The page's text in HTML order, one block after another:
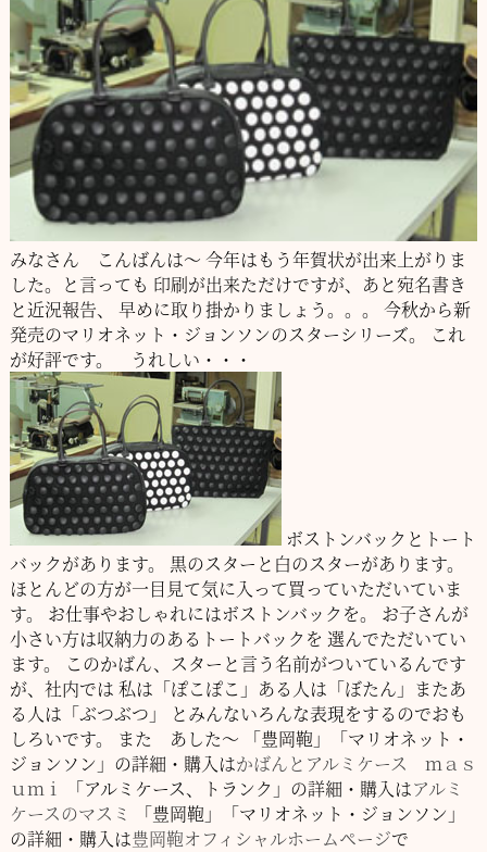
みなさん こんばんは～ 今年はもう年賀状が出来上がりま
した。と言っても 印刷が出来ただけですが、あと宛名書き
と近況報告、
早めに取り掛かりましょう。。。
今秋から新
発売のマリオネット・ジョンソンのスターシリーズ。
これ
が好評です。 うれしい・・・
ボストンバックとトート
バックがあります。
黒のスターと白のスターがあります。
ほとんどの方が一目見て気に入って買っていただいていま
す。
お仕事やおしゃれにはボストンバックを。
お子さんが
小さい方は収納力のあるトートバックを 選んでただいてい
ます。
このかばん、スターと言う名前がついているんです
が、社内では 私は「ぽこぽこ」ある人は「ぼたん」またあ
る人は「ぶつぶつ」
とみんないろんな表現をするのでおも
しろいです。
また あした～ 「豊岡鞄」「マリオネット・
ジョンソン」の詳細・購入はかばんとアルミケース ｍａｓ
ｕｍｉ
「アルミケース、トランク」の詳細・購入はアルミ
ケースのマスミ
「豊岡鞄」「マリオネット・ジョンソン」
の詳細・購入は豊岡鞄オフィシャルホームページで